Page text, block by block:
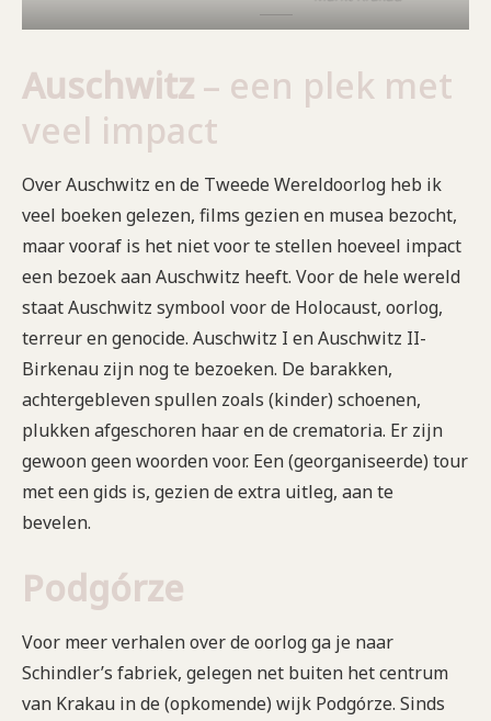
Auschwitz – een plek met
veel impact
Over Auschwitz en de Tweede Wereldoorlog heb ik
veel boeken gelezen, films gezien en musea bezocht,
maar vooraf is het niet voor te stellen hoeveel impact
een bezoek aan Auschwitz heeft. Voor de hele wereld
staat Auschwitz symbool voor de Holocaust, oorlog,
terreur en genocide. Auschwitz I en Auschwitz II-
Birkenau zijn nog te bezoeken. De barakken,
achtergebleven spullen zoals (kinder) schoenen,
plukken afgeschoren haar en de crematoria. Er zijn
gewoon geen woorden voor. Een (georganiseerde) tour
met een gids is, gezien de extra uitleg, aan te
bevelen.
Podgórze
Voor meer verhalen over de oorlog ga je naar
Schindler’s fabriek, gelegen net buiten het centrum
van Krakau in de (opkomende) wijk Podgórze. Sinds